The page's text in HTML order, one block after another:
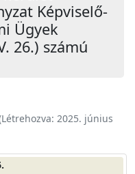
Képviselő-
Ügyek
26.) számú
2025. június